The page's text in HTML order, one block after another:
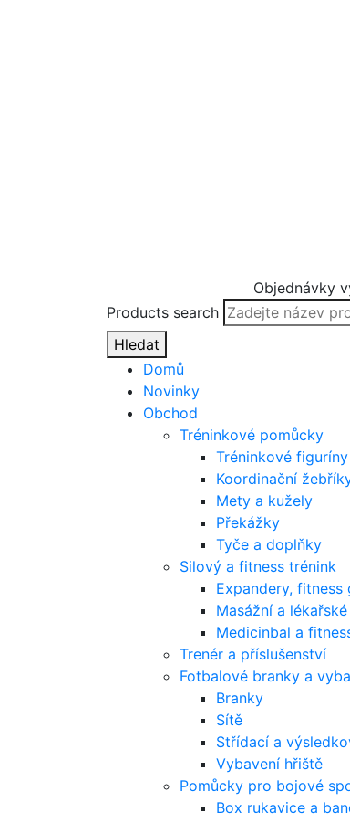
Objednávky
Products search
Hledat
Domů
Novinky
Obchod
Tréninkové pomůcky
Tréninkové
Koordinační
Mety a kužely
Překážky
Tyče a doplňky
Silový a fitness trénink
Expandery, fitness
Masážní a
Medicinbal a
Trenér a příslušenství
Fotbalové branky a
Branky
Sítě
Střídací a
Vybavení hřiště
Pomůcky pro bojové
Box rukavice a